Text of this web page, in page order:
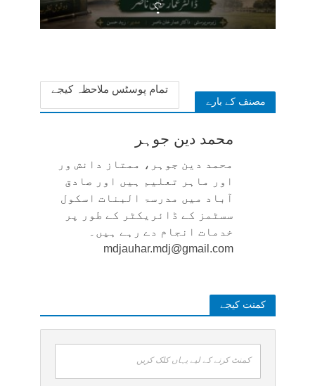
؟
مصنف کے بارے
تمام پوسٹس ملاحظہ کیجے
محمد دین جوہر
محمد دین جوہر، ممتاز دانش ور
اور ماہر تعلیم ہیں اور صادق
آباد میں مدرسۃ البنات اسکول
سسٹمز کے ڈائریکٹر کے طور پر
خدمات انجام دے رہے ہیں۔
mdjauhar.mdj@gmail.com
کمنت کیجے
کمنٹ کرنے کے لیے یہاں کلک کریں